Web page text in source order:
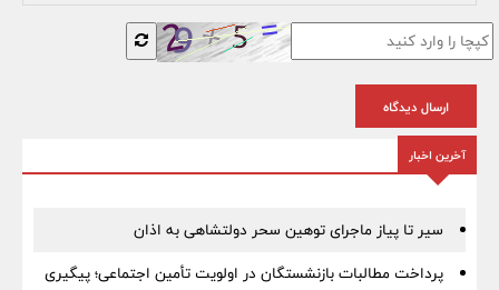
ارسال دیدگاه
آخرین اخبار
سیر تا پیاز ماجرای توهین سحر دولتشاهی به اذان
پرداخت مطالبات بازنشستگان در اولویت تأمین اجتماعی؛ پیگیری